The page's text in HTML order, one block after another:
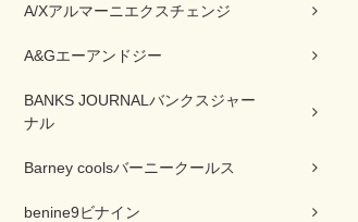
A/Xアルマーニエクスチェンジ
A&Gエーアンドジー
BANKS JOURNALバンクスジャー
ナル
Barney coolsバーニークールス
benine9ビナイン